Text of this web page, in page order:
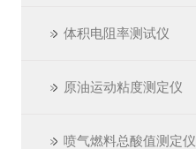
体积电阻率测试仪
原油运动粘度测定仪
喷气燃料总酸值测定仪